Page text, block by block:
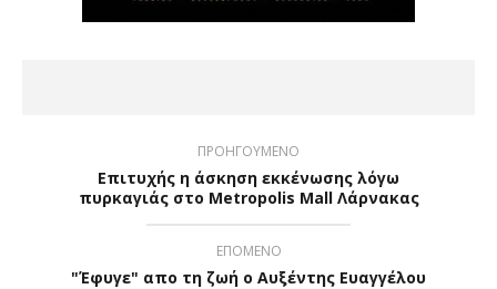
ΠΡΟΗΓΟΥΜΕΝΟ
Επιτυχής η άσκηση εκκένωσης λόγω
πυρκαγιάς στο Metropolis Mall Λάρνακας
ΕΠΟΜΕΝΟ
"Έφυγε" απο τη ζωή ο Αυξέντης Ευαγγέλου